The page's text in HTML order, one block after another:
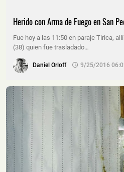
Herido con Arma de Fuego en San
Fue hoy a las 11:50 en paraje Tirica,
(38) quien fue trasladado…
Daniel Orloff 9/25/2016